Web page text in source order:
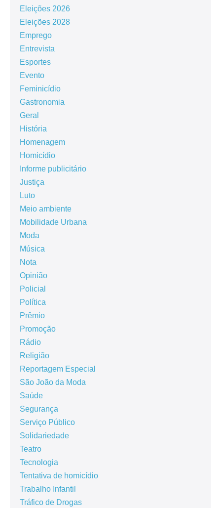
Eleições 2026
Eleições 2028
Emprego
Entrevista
Esportes
Evento
Feminicídio
Gastronomia
Geral
História
Homenagem
Homicídio
Informe publicitário
Justiça
Luto
Meio ambiente
Mobilidade Urbana
Moda
Música
Nota
Opinião
Policial
Política
Prêmio
Promoção
Rádio
Religião
Reportagem Especial
São João da Moda
Saúde
Segurança
Serviço Público
Solidariedade
Teatro
Tecnologia
Tentativa de homicídio
Trabalho Infantil
Tráfico de Drogas